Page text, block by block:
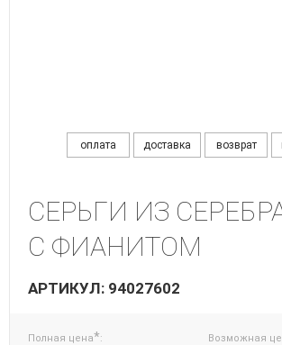
оплата доставка возврат
СЕРЬГИ ИЗ
С ФИАНИТОМ
АРТИКУЛ: 94027602
Полная цена*:
Возможная